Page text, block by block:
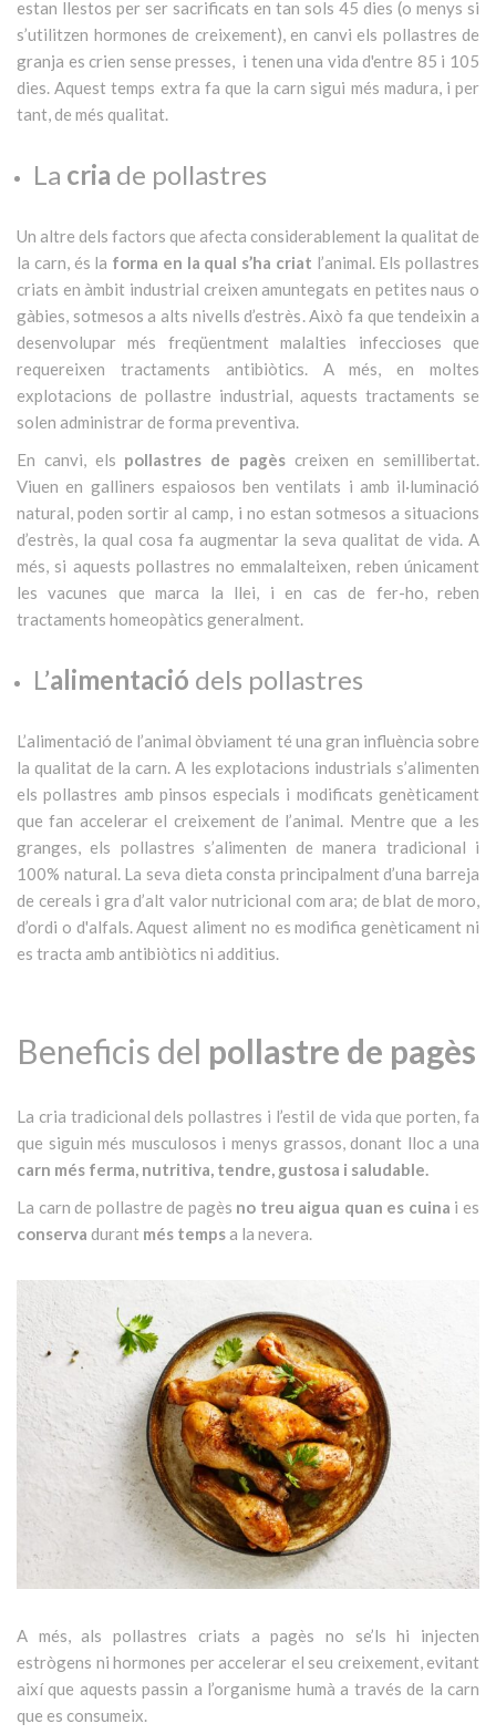
estan llestos per ser sacrificats en tan sols 45 dies (o menys si
s’utilitzen hormones de creixement), en canvi els pollastres de
granja es crien sense presses, i tenen una vida d'entre 85 i 105
dies. Aquest temps extra fa que la carn sigui més madura, i per
tant, de més qualitat.
La cria de pollastres
Un altre dels factors que afecta considerablement la qualitat de
la carn, és la forma en la qual s’ha criat l’animal. Els pollastres
criats en àmbit industrial creixen amuntegats en petites naus o
gàbies, sotmesos a alts nivells d’estrès. Això fa que tendeixin a
desenvolupar més freqüentment malalties infeccioses que
requereixen tractaments antibiòtics. A més, en moltes
explotacions de pollastre industrial, aquests tractaments se
solen administrar de forma preventiva.
En canvi, els pollastres de pagès creixen en semillibertat.
Viuen en galliners espaiosos ben ventilats i amb il·luminació
natural, poden sortir al camp, i no estan sotmesos a situacions
d’estrès, la qual cosa fa augmentar la seva qualitat de vida. A
més, si aquests pollastres no emmalalteixen, reben únicament
les vacunes que marca la llei, i en cas de fer-ho, reben
tractaments homeopàtics generalment.
L’alimentació dels pollastres
L’alimentació de l’animal òbviament té una gran influència sobre
la qualitat de la carn. A les explotacions industrials s’alimenten
els pollastres amb pinsos especials i modificats genèticament
que fan accelerar el creixement de l’animal. Mentre que a les
granges, els pollastres s’alimenten de manera tradicional i
100% natural. La seva dieta consta principalment d’una barreja
de cereals i gra d’alt valor nutricional com ara; de blat de moro,
d’ordi o d'alfals. Aquest aliment no es modifica genèticament ni
es tracta amb antibiòtics ni additius.
Beneficis del pollastre de pagès
La cria tradicional dels pollastres i l’estil de vida que porten, fa
que siguin més musculosos i menys grassos, donant lloc a una
carn més ferma, nutritiva, tendre, gustosa i saludable.
La carn de pollastre de pagès no treu aigua quan es cuina i es
conserva durant més tempsa la nevera.
A més, als pollastres criats a pagès no se’ls hi injecten
estrògens ni hormones per accelerar el seu creixement, evitant
així que aquests passin a l’organisme humà a través de la carn
que es consumeix.